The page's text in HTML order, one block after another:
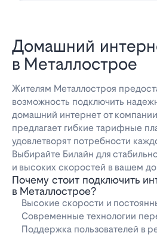
Домашний
в Металлострое
Жителям Металлостроя
возможность подключить
домашний интернет от
предлагает гибкие тарифные
удовлетворят потребности
Выбирайте Билайн для
и высоких скоростей в вашем
Почему стоит подключить
в Металлострое?
Высокие скорости и
Современные технологии
Поддержка пользователей в